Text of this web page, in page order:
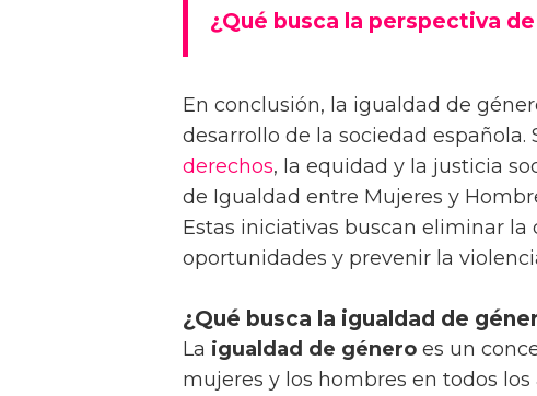
¿Qué busca la perspectiva
En conclusión, la igualdad de
desarrollo de la sociedad
derechos, la equidad y la justicia
de Igualdad entre Mujeres y
Estas iniciativas buscan eliminar
oportunidades y prevenir la
¿Qué busca la igualdad de
La igualdad de género es un
mujeres y los hombres en todos